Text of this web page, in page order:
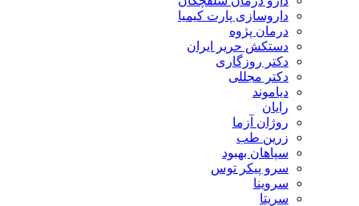
داروسازی پارت کیمیا
درمان پژوه
دستکش حریر ایران
دکتر روزگاری
دکتر مجللی
دیاموند
رایان
روژان آزما
زرین طب
سپاهان بهبود
سرو پیکر توس
سروینا
سریتا